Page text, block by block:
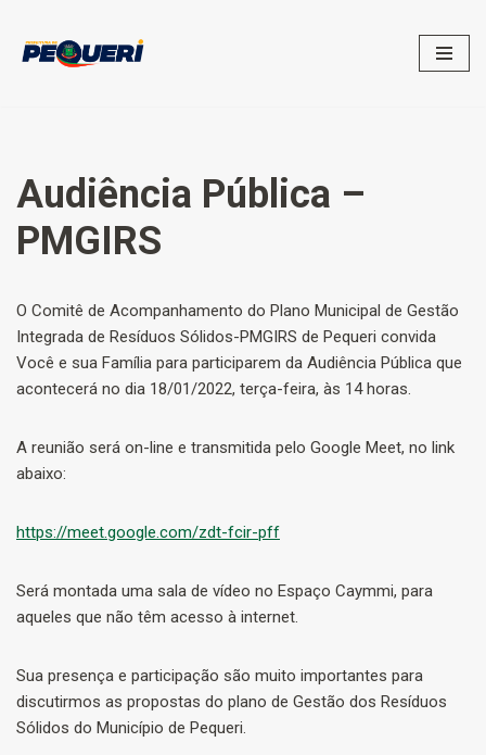
Pular
Audiência Pública –
PMGIRS
O Comitê de Acompanhamento do Plano Municipal de Gestão
Integrada de Resíduos Sólidos-PMGIRS de Pequeri convida
Você e sua Família para participarem da Audiência Pública que
acontecerá no dia 18/01/2022, terça-feira, às 14 horas.
A reunião será on-line e transmitida pelo Google Meet, no link
abaixo:
https://meet.google.com/zdt-fcir-pff
Será montada uma sala de vídeo no Espaço Caymmi, para
aqueles que não têm acesso à internet.
Sua presença e participação são muito importantes para
discutirmos as propostas do plano de Gestão dos Resíduos
Sólidos do Município de Pequeri.